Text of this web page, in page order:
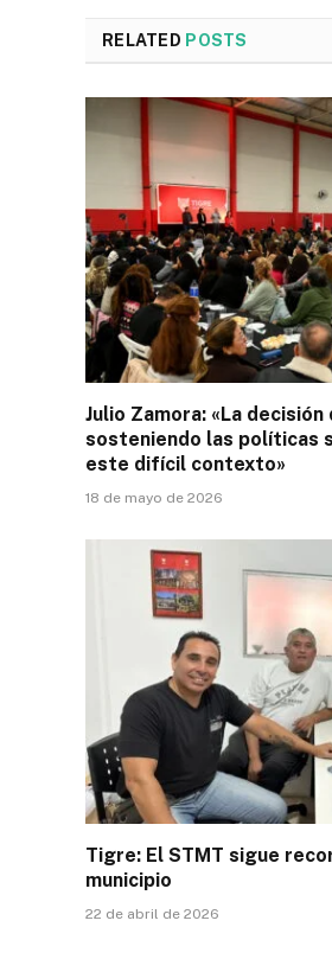
RELATED POSTS
Julio Zamora: «La
sosteniendo las políticas
este difícil contexto»
18 de mayo de 2026
Tigre: El STMT sigue
municipio
22 de abril de 2026